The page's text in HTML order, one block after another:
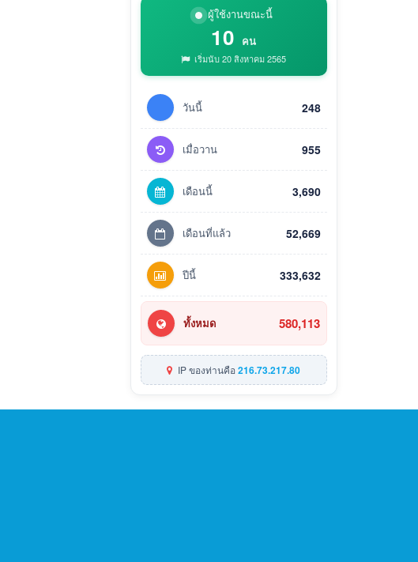
ผู้ใช้งานขณะนี้
10 คน
เริ่มนับ 20 สิงหาคม 2565
วันนี้ 248
เมื่อวาน 955
เดือนนี้ 3,690
เดือนที่แล้ว 52,669
ปีนี้ 333,632
ทั้งหมด 580,113
IP ของท่านคือ216.73.217.80